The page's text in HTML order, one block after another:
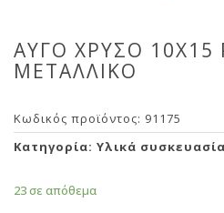
ΑΥΓΟ ΧΡΥΣΟ 10Χ15
ΜΕΤΑΛΛΙΚΟ
Κωδικός προϊόντος: 91175
Κατηγορία: Υλικά
23 σε απόθεμα